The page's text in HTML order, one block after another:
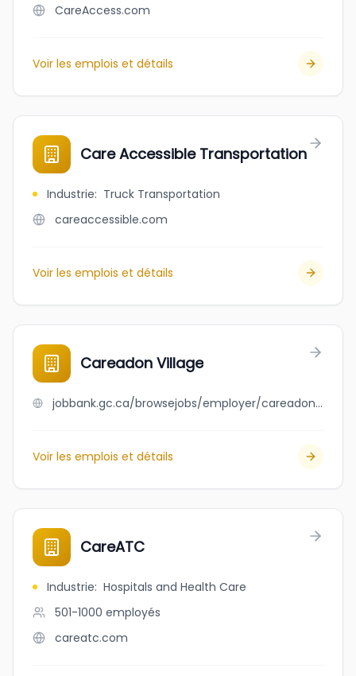
CareAccess.com
Voir les emplois et détails
Care Accessible Transportation
Industrie: Truck Transportation
careaccessible.com
Voir les emplois et détails
Careadon Village
jobbank.gc.ca/browsejobs/employer/careadon+village/ca
Voir les emplois et détails
CareATC
Industrie: Hospitals and Health Care
501-1000 employés
careatc.com